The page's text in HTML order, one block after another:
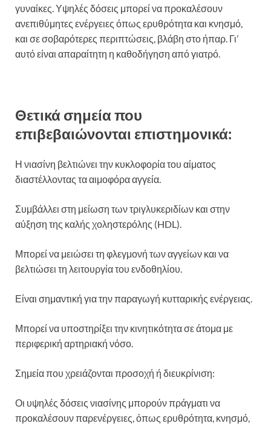
γυναίκες. Υψηλές δόσεις μπορεί να προκαλέσουν
ανεπιθύμητες ενέργειες όπως ερυθρότητα και κνησμό,
και σε σοβαρότερες περιπτώσεις, βλάβη στο ήπαρ. Γι’
αυτό είναι απαραίτητη η καθοδήγηση από γιατρό.
Θετικά σημεία που
επιβεβαιώνονται επιστημονικά:
Η νιασίνη βελτιώνει την κυκλοφορία του αίματος
διαστέλλοντας τα αιμοφόρα αγγεία.
Συμβάλλει στη μείωση των τριγλυκεριδίων και στην
αύξηση της καλής χοληστερόλης (HDL).
Μπορεί να μειώσει τη φλεγμονή των αγγείων και να
βελτιώσει τη λειτουργία του ενδοθηλίου.
Είναι σημαντική για την παραγωγή κυτταρικής ενέργειας.
Μπορεί να υποστηρίξει την κινητικότητα σε άτομα με
περιφερική αρτηριακή νόσο.
Σημεία που χρειάζονται προσοχή ή διευκρίνιση:
Οι υψηλές δόσεις νιασίνης μπορούν πράγματι να
προκαλέσουν παρενέργειες, όπως ερυθρότητα, κνησμό,